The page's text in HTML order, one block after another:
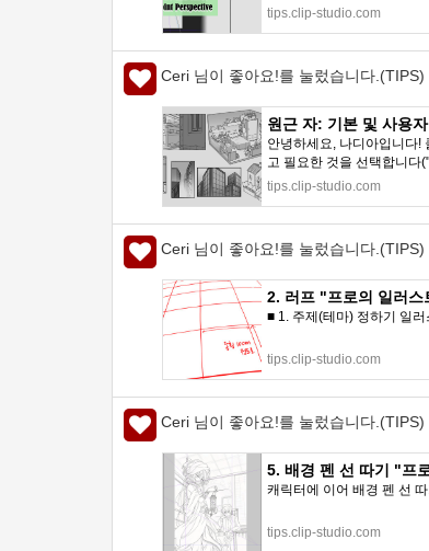
tips.clip-studio.com
Ceri 님이 좋아요!를 눌렀습니다.(TIPS)
원근 자: 기본 및 사용
안녕하세요, 나디아입니다!
고 필요한 것을 선택합니다
tips.clip-studio.com
Ceri 님이 좋아요!를 눌렀습니다.(TIPS)
2. 러프 "프로의 일러
■ 1. 주제(테마) 정하기 일
tips.clip-studio.com
Ceri 님이 좋아요!를 눌렀습니다.(TIPS)
5. 배경 펜 선 따기 "프
캐릭터에 이어 배경 펜 선
tips.clip-studio.com